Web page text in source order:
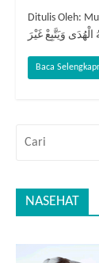
Ditulis Oleh:
وَيَتَّبِعْ غَيْرَ
Baca
NASEHAT